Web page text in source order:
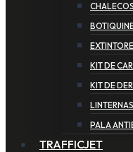
KIT DE
KIT DE
LINTERNAS
PALA
TRAFFICJET